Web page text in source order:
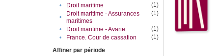
•
Droit maritime
(1)
•
Droit maritime - Assurances
maritimes
(1)
• Droit maritime - Avarie
(1)
•
France. Cour de cassation
(1)
Affiner par période